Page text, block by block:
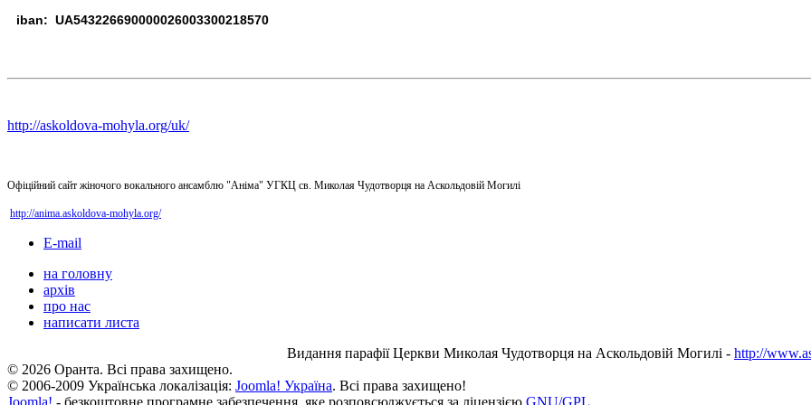
iban: UA543226690000026003300218570
http://askoldova-mohyla.org/uk/
Офіційний сайт жіночого вокального ансамблю "Аніма" УГКЦ св. Миколая Чудотворця на Аскольдовій Могилі
http://anima.askoldova-mohyla.org/
E-mail
на головну
архів
про нас
написати листа
Видання парафії Церкви Миколая Чудотворця на Аскольдовій Могилі - http://
© 2026 Оранта. Всі права захищено.
© 2006-2009 Українська локалізація: Joomla! Україна. Всі права захищено!